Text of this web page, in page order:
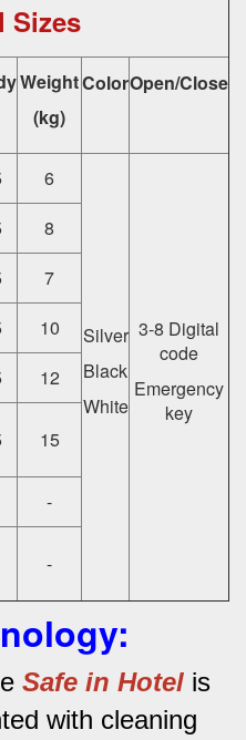
Sizes
Weight
(kg)
ColorOpen/Close
6
Silver
Black
White
3-8 Digital
code
Emergency
key
8
7
10
12
15
-
-
Safe in Hotel is
with cleaning